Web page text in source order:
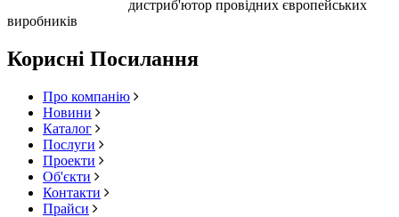
дистриб'ютор провідних європейських
виробників
Корисні Посилання
Про компанію
Новини
Каталог
Послуги
Проекти
Об'єкти
Контакти
Прайси